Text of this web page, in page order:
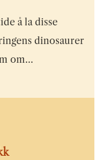
å la disse
dinosaurer
om…